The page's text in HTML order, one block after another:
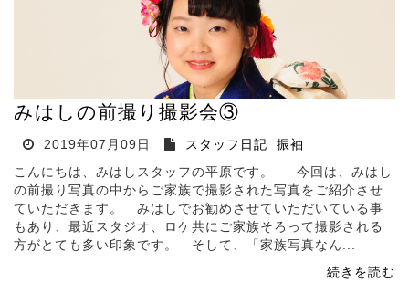
みはしの前撮り撮影会③
2019年07月09日 スタッフ日記
振袖
こんにちは、みはしスタッフの平原です。 今回は、みはし
の前撮り写真の中からご家族で撮影された写真をご紹介させ
ていただきます。 みはしでお勧めさせていただいている事
もあり、最近スタジオ、ロケ共にご家族そろって撮影される
方がとても多い印象です。 そして、「家族写真なん...
続きを読む